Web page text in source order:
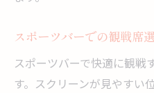
スポーツバーでの観戦席
スポーツバーで快適に観戦
す。スクリーンが見やすい